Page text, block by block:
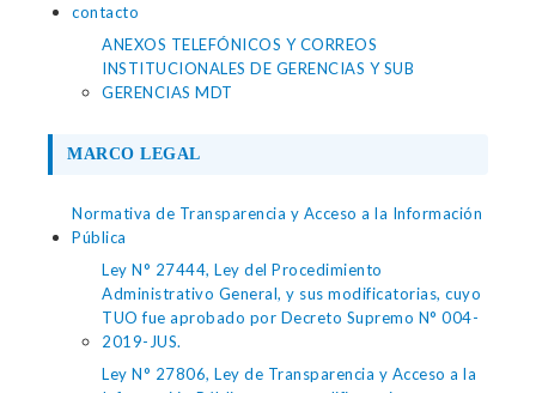
contacto
ANEXOS TELEFÓNICOS Y CORREOS
INSTITUCIONALES DE GERENCIAS Y SUB
GERENCIAS MDT
MARCO LEGAL
Normativa de Transparencia y Acceso a la Información
Pública
Ley N° 27444, Ley del Procedimiento
Administrativo General, y sus modificatorias, cuyo
TUO fue aprobado por Decreto Supremo N° 004-
2019-JUS.
Ley N° 27806, Ley de Transparencia y Acceso a la